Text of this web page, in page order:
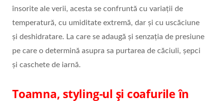
însorite ale verii, acesta se confruntă cu variații de
temperatură, cu umiditate extremă, dar și cu uscăciune
și deshidratare. La care se adaugă și senzația de presiune
pe care o determină asupra sa purtarea de căciuli, șepci
și caschete de iarnă.
Toamna, styling-ul și coafurile în